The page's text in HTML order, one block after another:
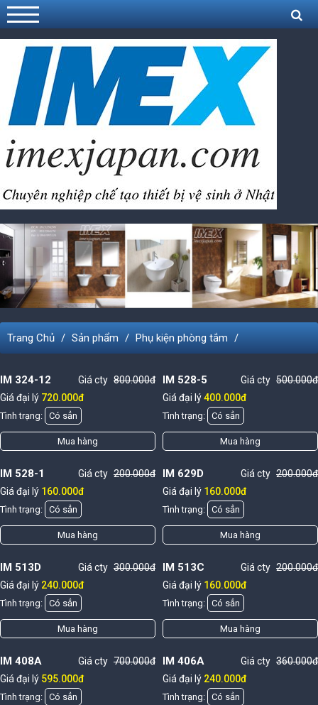
Trang Chủ Sản phẩm Phụ kiện phòng tắm
IM 324-12 Giá cty 800.000đ
Giá đại lý 720.000đ
Tình trạng: Có sẳn
Mua hàng
IM 528-5 Giá cty 500.000đ
Giá đại lý400.000đ
Tình trạng: Có sẳn
Mua hàng
IM 528-1 Giá cty 200.000đ
Giá đại lý 160.000đ
Tình trạng: Có sẳn
Mua hàng
IM 629D Giá cty 200.000đ
Giá đại lý 160.000đ
Tình trạng: Có sẳn
Mua hàng
IM 513D Giá cty 300.000đ
Giá đại lý 240.000đ
Tình trạng: Có sẳn
Mua hàng
IM 513C Giá cty 200.000đ
Giá đại lý 160.000đ
Tình trạng: Có sẳn
Mua hàng
IM 408A Giá cty 700.000đ
Giá đại lý 595.000đ
Tình trạng: Có sẳn
IM 406A Giá cty 360.000đ
Giá đại lý 240.000đ
Tình trạng: Có sẳn